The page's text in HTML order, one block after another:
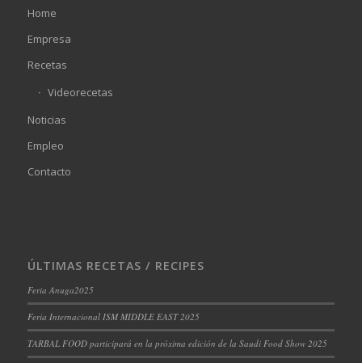
Home
Empresa
Recetas
Videorecetas
Noticias
Empleo
Contacto
ÚLTIMAS RECETAS / RECIPES
Feria Anuga2025
Feria Internacional ISM MIDDLE EAST 2025
TARBAL FOOD participará en la próxima edición de la Saudi Food Show 2025